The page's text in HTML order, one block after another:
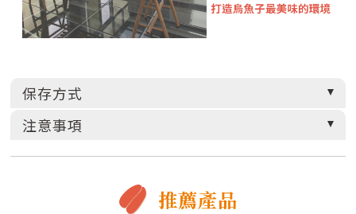
保存方式
注意事項
推薦產品